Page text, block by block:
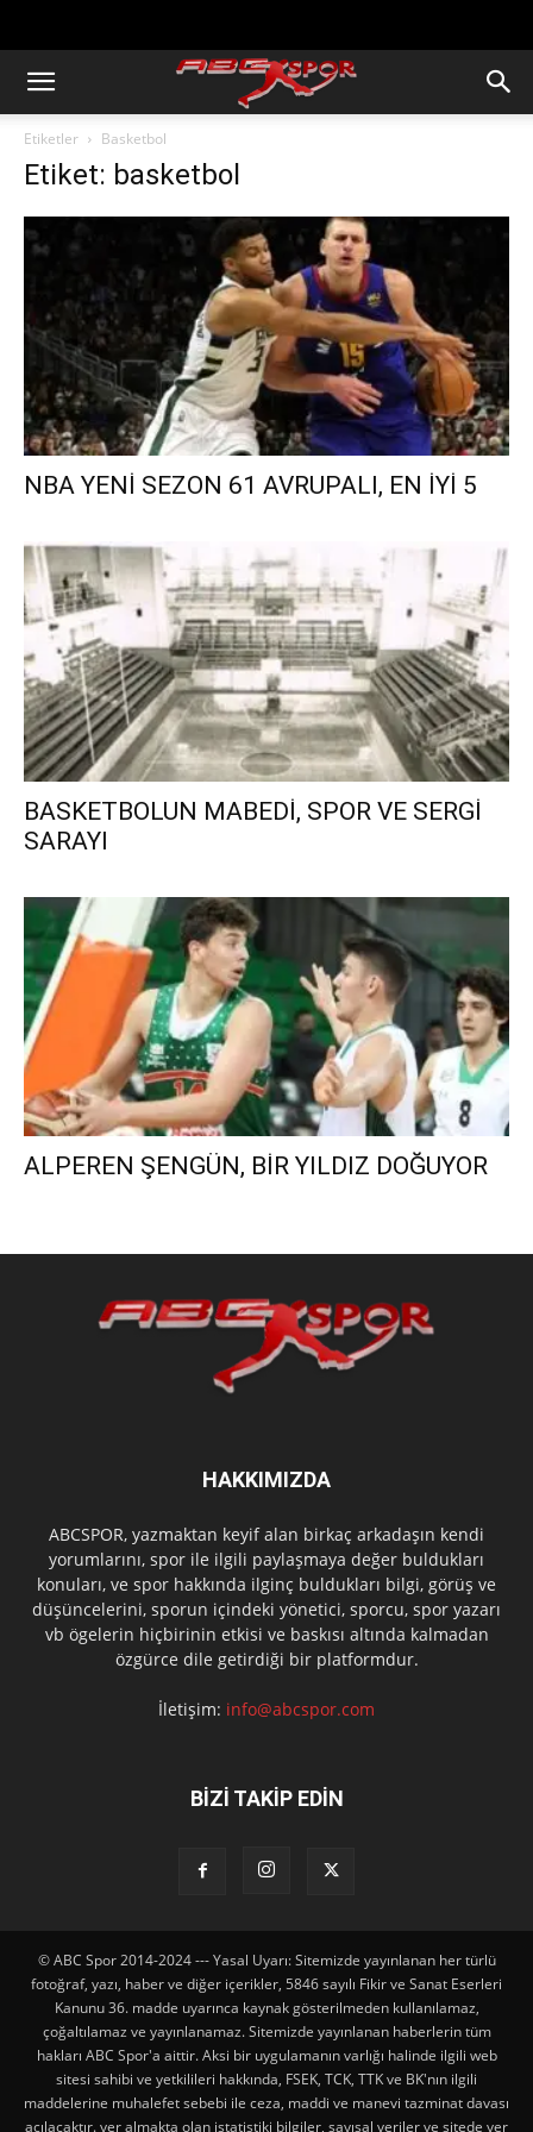
Etiketler Basketbol
Etiket: basketbol
NBA YENİ SEZON 61 AVRUPALI, EN İYİ 5
BASKETBOLUN MABEDİ, SPOR VE SERGİ
SARAYI
ALPEREN ŞENGÜN, BİR YILDIZ DOĞUYOR
HAKKIMIZDA
ABCSPOR, yazmaktan keyif alan birkaç arkadaşın kendi
yorumlarını, spor ile ilgili paylaşmaya değer buldukları
konuları, ve spor hakkında ilginç buldukları bilgi, görüş ve
düşüncelerini, sporun içindeki yönetici, sporcu, spor yazarı
vb ögelerin hiçbirinin etkisi ve baskısı altında kalmadan
özgürce dile getirdiği bir platformdur.
İletişim: info@abcspor.com
BİZİ TAKİP EDİN
© ABC Spor 2014-2024 --- Yasal Uyarı: Sitemizde yayınlanan her türlü
fotoğraf, yazı, haber ve diğer içerikler, 5846 sayılı Fikir ve Sanat Eserleri
Kanunu 36. madde uyarınca kaynak gösterilmeden kullanılamaz,
çoğaltılamaz ve yayınlanamaz. Sitemizde yayınlanan haberlerin tüm
hakları ABC Spor'a aittir. Aksi bir uygulamanın varlığı halinde ilgili web
sitesi sahibi ve yetkilileri hakkında, FSEK, TCK, TTK ve BK'nın ilgili
maddelerine muhalefet sebebi ile ceza, maddi ve manevi tazminat davası
açılacaktır. yer almakta olan istatistiki bilgiler, sayısal veriler ve sitede yer